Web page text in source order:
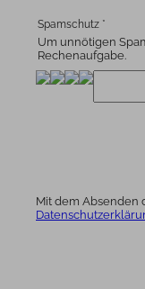
Spamschutz *
Um unnötigen
Rechenaufgabe.
Mit dem Absenden